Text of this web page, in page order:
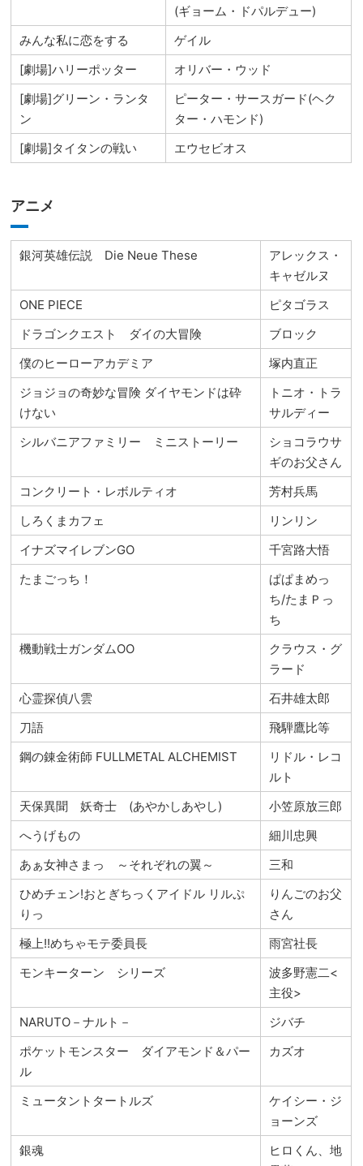
(ギョーム・ドパルデュー)
みんな私に恋をする
ゲイル
[劇場]ハリーポッター
オリバー・ウッド
[劇場]グリーン・ランタ
ン
ピーター・サースガード(ヘク
ター・ハモンド)
[劇場]タイタンの戦い
エウセビオス
アニメ
銀河英雄伝説 Die Neue These
アレックス・
キャゼルヌ
ONE PIECE
ピタゴラス
ドラゴンクエスト ダイの大冒険
ブロック
僕のヒーローアカデミア
塚内直正
ジョジョの奇妙な冒険 ダイヤモンドは砕
けない
トニオ・トラ
サルディー
シルバニアファミリー ミニストーリー
ショコラウサ
ギのお父さん
コンクリート・レボルティオ
芳村兵馬
しろくまカフェ
リンリン
イナズマイレブンGO
千宮路大悟
たまごっち！
ぱぱまめっ
ち/たまＰっ
ち
機動戦士ガンダムOO
クラウス・グ
ラード
心霊探偵八雲
石井雄太郎
刀語
飛騨鷹比等
鋼の錬金術師 FULLMETAL ALCHEMIST
リドル・レコ
ルト
天保異聞 妖奇士 (あやかしあやし)
小笠原放三郎
へうげもの
細川忠興
あぁ女神さまっ ～それぞれの翼～
三和
ひめチェン!おとぎちっくアイドル リルぷ
りっ
りんごのお父
さん
極上!!めちゃモテ委員長
雨宮社長
モンキーターン シリーズ
波多野憲二<
主役>
NARUTO－ナルト－
ジバチ
ポケットモンスター ダイアモンド＆パー
ル
カズオ
ミュータントタートルズ
ケイシー・ジ
ョーンズ
銀魂
ヒロくん、地